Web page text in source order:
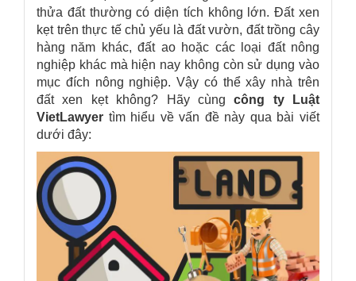
thửa đất thường có diện tích không lớn. Đất xen
kẹt trên thực tế chủ yếu là đất vườn, đất trồng cây
hàng năm khác, đất ao hoặc các loại đất nông
nghiệp khác mà hiện nay không còn sử dụng vào
mục đích nông nghiệp.Vậy có thể xây nhà trên
đất xen kẹt không? Hãy cùngcông ty Luật
VietLawyer tìm hiểu về vấn đề này qua bài viết
dưới đây: